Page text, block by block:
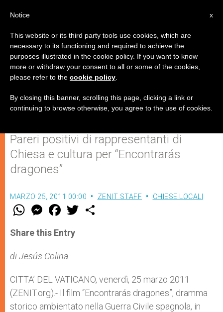
Roma loda il film sulla Guerra
Civile spagnola e San Josemaría
Escrivá
Pareri positivi di rappresentanti di
Chiesa e cultura per “Encontrarás
dragones”
MARZO 25, 2011 00:00 ZENIT STAFF CHIESE LOCALI
W
t
s
p
p
M
e
s
e
g
e
F
a
e
b
o
k
w
Share this Entry
di Jesús Colina
CITTA’ DEL VATICANO, venerdì, 25 marzo 2011
(ZENIT.org).- Il film “Encontrarás dragones”, dramma
storico ambientato nella Guerra Civile spagnola, in
x
Notice
This website or its third party tools use cookies, which are
necessary to its functioning and required to achieve the
purposes illustrated in the cookie policy. If you want to know
more or withdraw your consent to all or some of the cookies,
please refer to the cookie policy
By closing this banner, scrolling this page, clicking a link or
continuing to browse otherwise, you agree to the use of cookies.